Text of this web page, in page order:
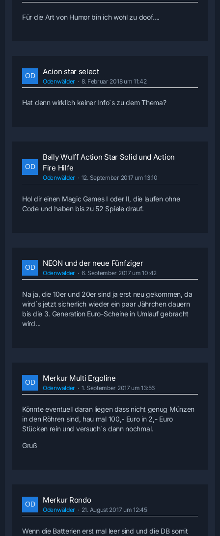
Für die Art von Humor bin ich wohl zu doof....
Acion star select
Odenwälder 8. Februar 2018 um 11:42
Hat denn wirklich keiner Info´s zu dem Thema?
Bally Wulff Action Star Solid und Action
Fire Hilfe
Odenwälder 12. September 2017 um 13:10
Hol dir einen Magic Games I oder II, die laufen ohne
Code und haben bis zu 52 Spiele drauf.
NEON und der neue Fünfziger
Odenwälder 6. September 2017 um 10:42
Na ja, die 10er und 20er sind ja erst neu gekommen, da
wird´s jetzt sicherlich wieder ein paar Jährchen dauern
bis die 3. Generation Euro-Scheine in Umlauf gebracht
wird...
Merkur Multi Ergoline
Odenwälder 1. September 2017 um 13:56
Könnte eventuell daran liegen dass nicht genug Münzen
in den Röhren sind, hau mal 100,- Euro in 2,- Euro
Stücken rein und versuch´s dann nochmal.
Gruß
Merkur Rondo
Odenwälder 21. August 2017 um 12:45
Wenn die Batterien erst mal leer sind und die DB somit